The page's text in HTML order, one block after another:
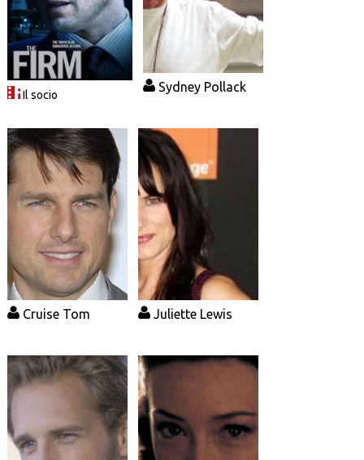
Il socio
Sydney Pollack
Cruise Tom Juliette Lewis